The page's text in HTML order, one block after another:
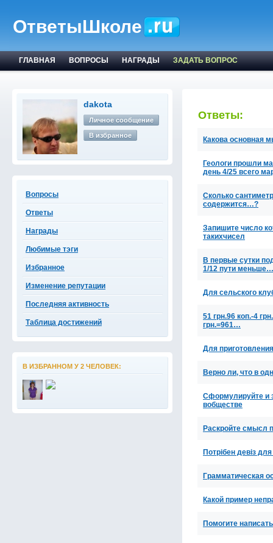
ОтветыШколе
ГЛАВНАЯ ВОПРОСЫ НАГРАДЫ ЗАДАТЬ ВОПРОС
dakota
Личное сообщение
В избранное
Вопросы
Ответы
Награды
Любимые тэги
Избранное
Изменение репутации
Последняя активность
Таблица достижений
В ИЗБРАННОМ У 2 ЧЕЛОВЕК:
Ответы:
Какова основная
Геологи прошли
день 4/25 всего
Сколько
содержится…?
Запишите число
такихчисел
В первые сутки
1/12 пути меньше…
Для сельского
51 грн.96 коп.-4
грн.=961…
Для
Верно ли, что в
Сформулируйте и
вобществе
Раскройте смысл
Потрібен девіз
Грамматическая
Какой пример
Помогите